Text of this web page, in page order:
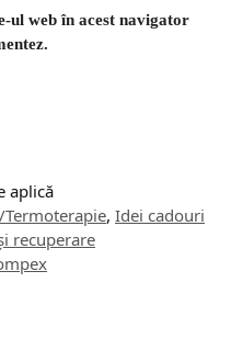
ul web în acest navigator
aplică
, Idei cadouri
recuperare